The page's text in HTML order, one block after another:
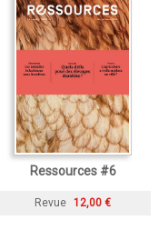
Ressources #6
Revue 12,00 €